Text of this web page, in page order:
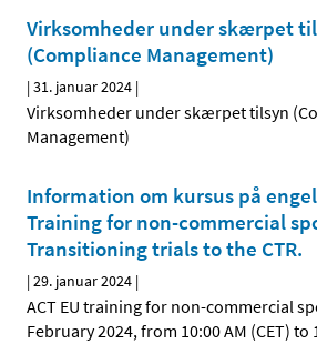
Virksomheder under skærpet
(Compliance Management)
|31. januar 2024 |
Virksomheder under skærpet tilsyn
Management)
Information om kursus på
Training for non-commercial
Transitioning trials to the CTR.
|29. januar 2024 |
ACT EU training for non-commercial
February 2024, from 10:00 AM (CET) to